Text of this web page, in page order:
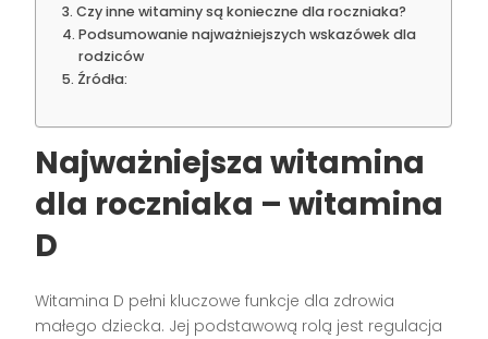
Czy inne witaminy są konieczne dla roczniaka?
Podsumowanie najważniejszych wskazówek dla
rodziców
Źródła:
Najważniejsza witamina
dla roczniaka – witamina
D
Witamina D pełni kluczowe funkcje dla zdrowia
małego dziecka. Jej podstawową rolą jest regulacja